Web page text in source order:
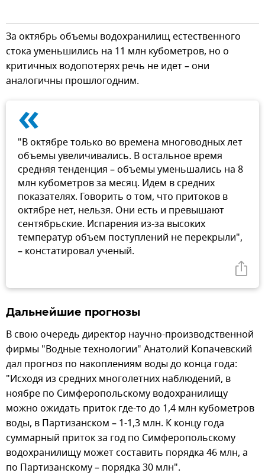
За октябрь объемы водохранилищ естественного
стока уменьшились на 11 млн кубометров, но о
критичных водопотерях речь не идет – они
аналогичны прошлогодним.
«
"В октябре только во времена многоводных лет
объемы увеличивались. В остальное время
средняя тенденция – объемы уменьшались на 8
млн кубометров за месяц. Идем в средних
показателях. Говорить о том, что притоков в
октябре нет, нельзя. Они есть и превышают
сентябрьские. Испарения из-за высоких
температур объем поступлений не перекрыли",
– констатировал ученый.
Дальнейшие прогнозы
В свою очередь директор научно-производственной
фирмы "Водные технологии" Анатолий Копачевский
дал прогноз по накоплениям воды до конца года:
"Исходя из средних многолетних наблюдений, в
ноябре по Симферопольскому водохранилищу
можно ожидать приток где-то до 1,4 млн кубометров
воды, в Партизанском – 1-1,3 млн. К концу года
суммарный приток за год по Симферопольскому
водохранилищу может составить порядка 46 млн, а
по Партизанскому – порядка 30 млн".